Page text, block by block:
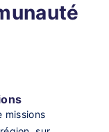
missions